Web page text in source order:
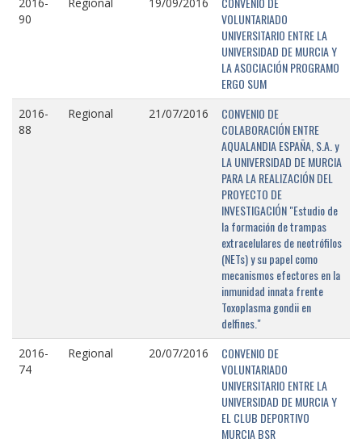
90
VOLUNTARIADO
UNIVERSITARIO ENTRE LA
UNIVERSIDAD DE MURCIA Y
LA ASOCIACIÓN PROGRAMO
ERGO SUM
2016-
88
Regional 21/07/2016
CONVENIO DE
COLABORACIÓN ENTRE
AQUALANDIA ESPAÑA, S.A. y
LA UNIVERSIDAD DE MURCIA
PARA LA REALIZACIÓN DEL
PROYECTO DE
INVESTIGACIÓN "Estudio de
la formación de trampas
extracelulares de neotrófilos
(NETs) y su papel como
mecanismos efectores en la
inmunidad innata frente
Toxoplasma gondii en
delfines."
2016-
74
Regional 20/07/2016
CONVENIO DE
VOLUNTARIADO
UNIVERSITARIO ENTRE LA
UNIVERSIDAD DE MURCIA Y
EL CLUB DEPORTIVO
MURCIA BSR